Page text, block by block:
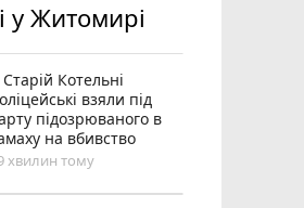
у Житомирі
Котельні
взяли під
підозрюваного в
на вбивство
хвилин тому